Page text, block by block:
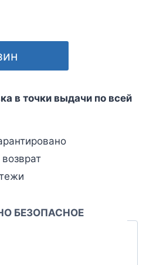
в точки выдачи по всей
БЕЗОПАСНОЕ